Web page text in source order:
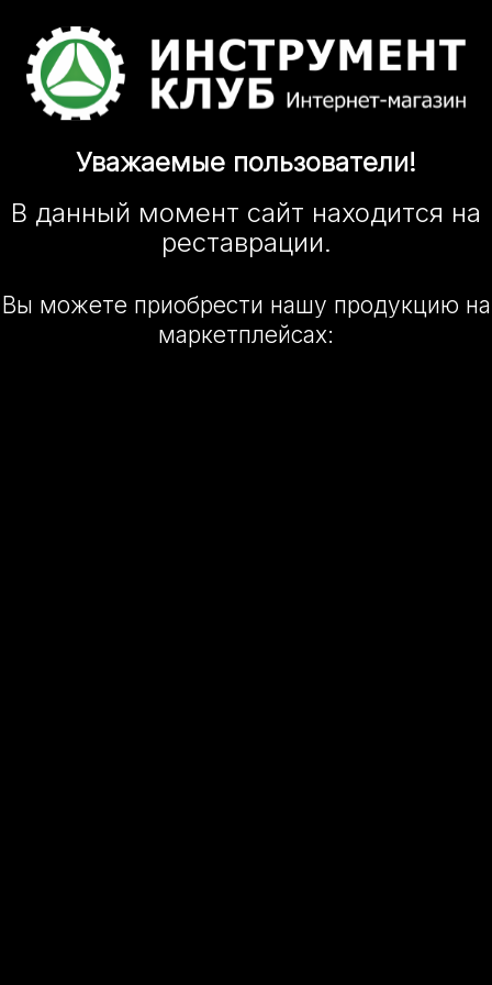
Уважаемые пользователи!
В данный момент сайт находится на
реставрации.
Вы можете приобрести нашу продукцию на
маркетплейсах: